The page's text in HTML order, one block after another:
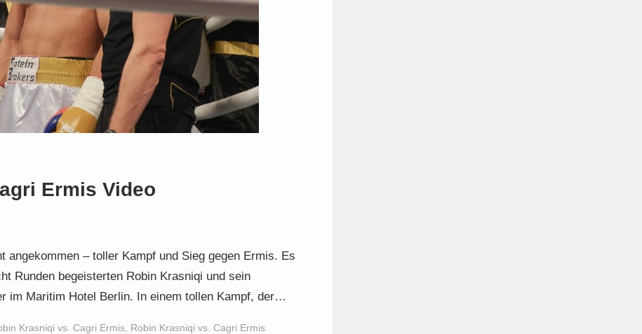
Ermis Video
angekommen – toller Kampf und Sieg gegen Ermis. Es
Runden begeisterten Robin Krasniqi und sein
im Maritim Hotel Berlin. In einem tollen Kampf, der…
Krasniqi vs. Cagri Ermis Robin Krasniqi vs. Cagri Ermis